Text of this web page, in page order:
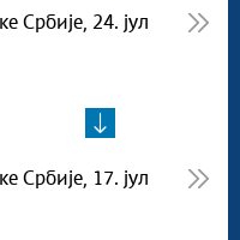
Србије, 24. јул
Србије, 17. јул